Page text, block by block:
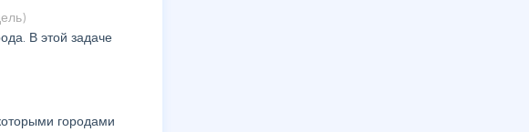
В этой задаче
городами